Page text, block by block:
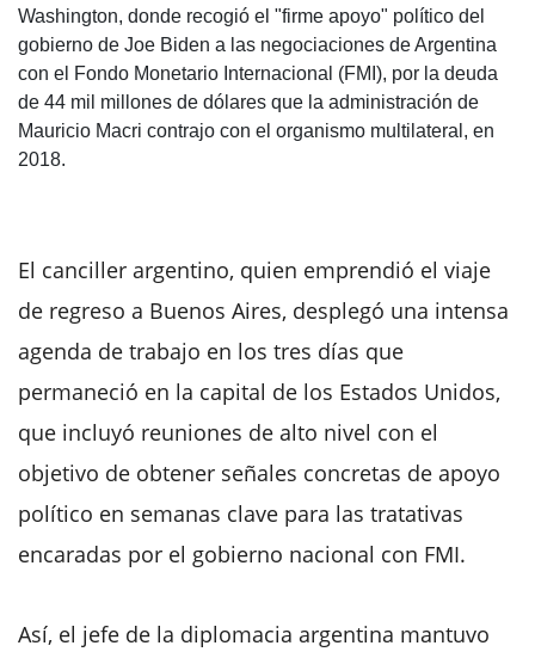
Washington, donde recogió el "firme apoyo" político del
gobierno de Joe Biden a las negociaciones de Argentina
con el Fondo Monetario Internacional (FMI), por la deuda
de 44 mil millones de dólares que la administración de
Mauricio Macri contrajo con el organismo multilateral, en
2018.
El canciller argentino, quien emprendió el viaje
de regreso a Buenos Aires, desplegó una intensa
agenda de trabajo en los tres días que
permaneció en la capital de los Estados Unidos,
que incluyó reuniones de alto nivel con el
objetivo de obtener señales concretas de apoyo
político en semanas clave para las tratativas
encaradas por el gobierno nacional con FMI.
Así, el jefe de la diplomacia argentina mantuvo